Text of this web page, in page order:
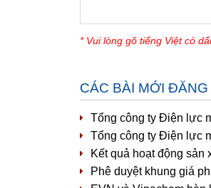
* Vui lòng gõ tiếng Việt có
CÁC BÀI MỚI ĐĂNG
Tổng công ty Điện lực
Tổng công ty Điện lực
Kết quả hoạt động sản
Phê duyệt khung giá